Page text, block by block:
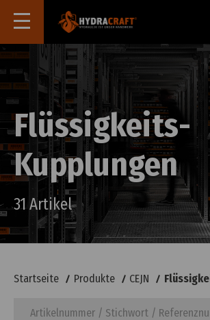
Flüssigkeits-
Kupplungen
31 Artikel
Startseite Produkte CEJN